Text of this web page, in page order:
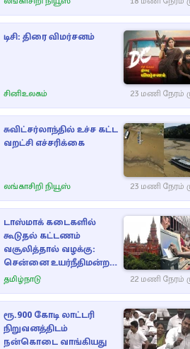
டிசி: திரை விமர்சனம்
சினிஉலகம் 23 மணி நேரம்
சுவிட்சர்லாந்தில் உச்ச கட்ட
வறட்சி எச்சரிக்கை
லங்காசிறி நியூஸ் 23 மணி நேரம்
டாஸ்மாக் கடைகளில்
கூடுதல் கட்டணம்
வசூலித்தால் வழக்கு:
சென்னை உயர்நீதிமன்றம்
உத்தரவு
தமிழ்நாடு 22 மணி நேரம்
ரூ.900 கோடி லாட்டரி
நிறுவனத்திடம்
நன்கொடை வாங்கியது